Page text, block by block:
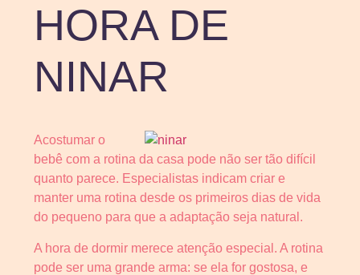
HORA DE
NINAR
Acostumar o
bebê com a rotina da casa pode não ser tão difícil
quanto parece. Especialistas indicam criar e
manter uma rotina desde os primeiros dias de vida
do pequeno para que a adaptação seja natural.
A hora de dormir merece atenção especial. A rotina
pode ser uma grande arma: se ela for gostosa, e